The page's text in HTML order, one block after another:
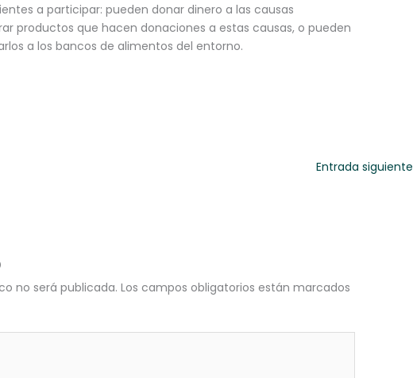
a participar: pueden donar dinero a las causas
productos que hacen donaciones a estas causas, o pueden
a los bancos de alimentos del entorno.
Entrada siguiente
no será publicada. Los campos obligatorios están marcados